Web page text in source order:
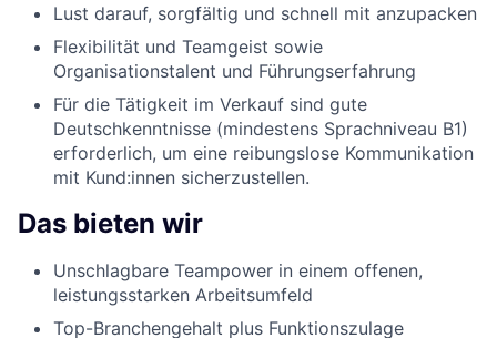
Lust darauf, sorgfältig und schnell mit anzupacken
Flexibilität und Teamgeist sowie
Organisationstalent und Führungserfahrung
Für die Tätigkeit im Verkauf sind gute
Deutschkenntnisse (mindestens Sprachniveau B1)
erforderlich, um eine reibungslose Kommunikation
mit Kund:innen sicherzustellen.
Das bieten wir
Unschlagbare Teampower in einem offenen,
leistungsstarken Arbeitsumfeld
Top-Branchengehalt plus Funktionszulage